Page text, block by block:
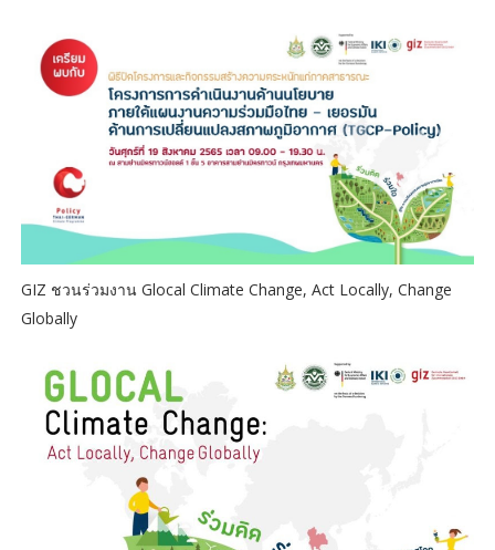
GIZ ชวนร่วมงาน Glocal Climate Change, Act Locally, Change
Globally